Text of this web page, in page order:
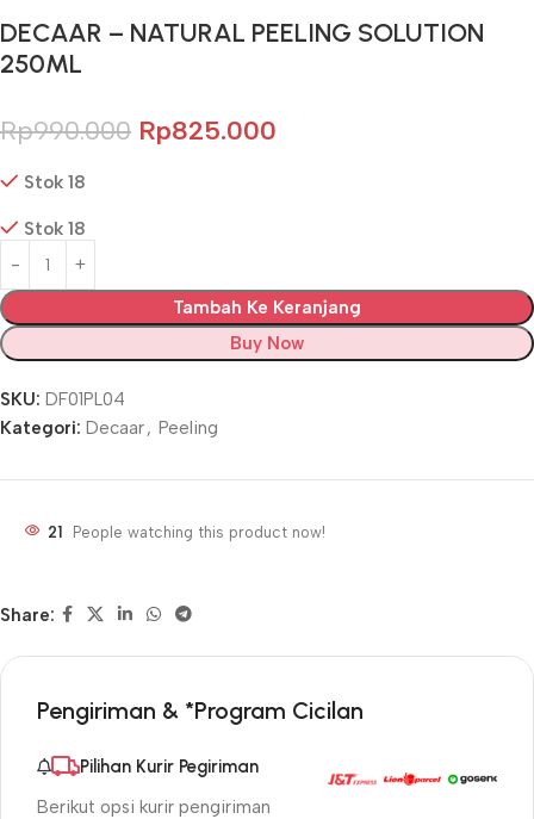
DECAAR – NATURAL PEELING SOLUTION
250ML
Rp990.000 Rp825.000
Stok 18
Stok 18
Tambah Ke Keranjang
Buy Now
SKU: DF01PL04
Kategori: Decaar, Peeling
21 People watching this product now!
Share:
Pengiriman & *Program Cicilan
Pilihan Kurir Pegiriman
Berikut opsi kurir pengiriman